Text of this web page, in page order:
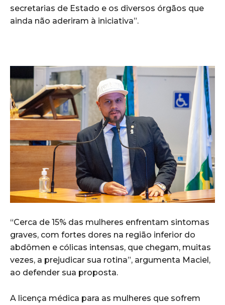
secretarias de Estado e os diversos órgãos que
ainda não aderiram à iniciativa”.
“Cerca de 15% das mulheres enfrentam sintomas
graves, com fortes dores na região inferior do
abdômen e cólicas intensas, que chegam, muitas
vezes, a prejudicar sua rotina”, argumenta Maciel,
ao defender sua proposta.
A licença médica para as mulheres que sofrem